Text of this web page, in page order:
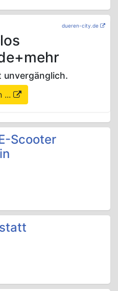
dueren-city.de
unvergänglich.
...
Scooter